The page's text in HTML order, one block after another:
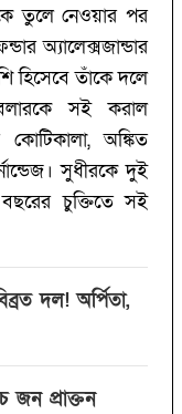
তুলে নেওয়ার পর
অ্যালেক্সজান্ডার
হিসেবে তাঁকে দলে
সই করাল
অঙ্কিত
সুধীরকে দুই
চুক্তিতে সই
দল! অর্পিতা,
জন প্রাক্তন